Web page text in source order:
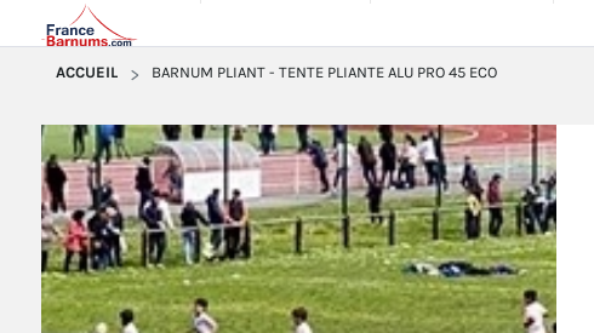
ACCUEIL BARNUM PLIANT - TENTE PLIANTE ALU PRO 45 ECO